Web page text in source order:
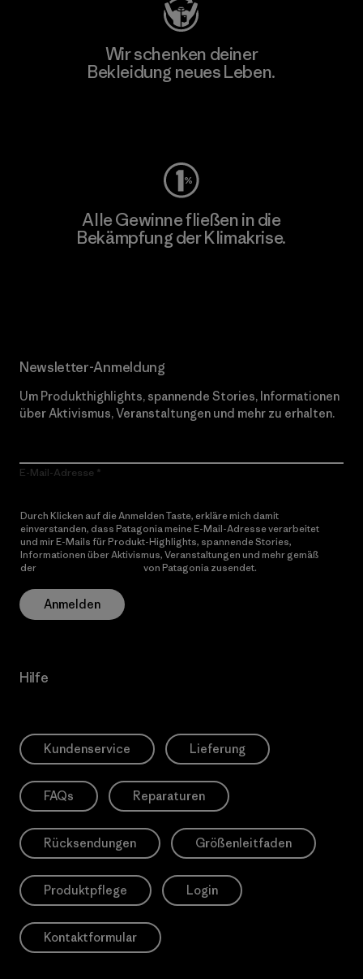
Wir schenken deiner
Bekleidung neues Leben.
Alle Gewinne fließen in die
Bekämpfung der Klimakrise.
Newsletter-Anmeldung
Um Produkthighlights, spannende Stories, Informationen
über Aktivismus, Veranstaltungen und mehr zu erhalten.
E-Mail-Adresse
Durch Klicken auf die Anmelden Taste, erkläre mich damit
einverstanden, dass Patagonia meine E-Mail-Adresse verarbeitet
und mir E-Mails für Produkt-Highlights, spannende Stories,
Informationen über Aktivismus, Veranstaltungen und mehr gemäß
der
von Patagonia zusendet.
Anmelden
Hilfe
Kundenservice Lieferung
FAQs Reparaturen
Rücksendungen Größenleitfaden
Produktpflege Login
Kontaktformular